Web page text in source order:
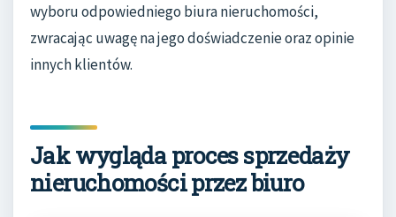
wyboru odpowiedniego biura nieruchomości,
zwracając uwagę na jego doświadczenie oraz opinie
innych klientów.
Jak wygląda proces sprzedaży
nieruchomości przez biuro